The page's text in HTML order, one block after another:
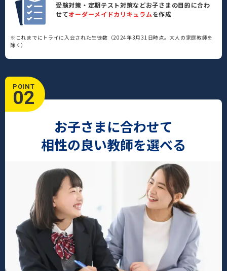
受験対策・定期テスト対策などお子さまの目的に合わ
せてオーダーメイドカリキュラムを作成
※これまでにトライに入会された生徒数（2024年3月31日時点。大人の家庭教師を
除く）
POINT
02
お子さまに合わせて
相性の良い教師を選べる